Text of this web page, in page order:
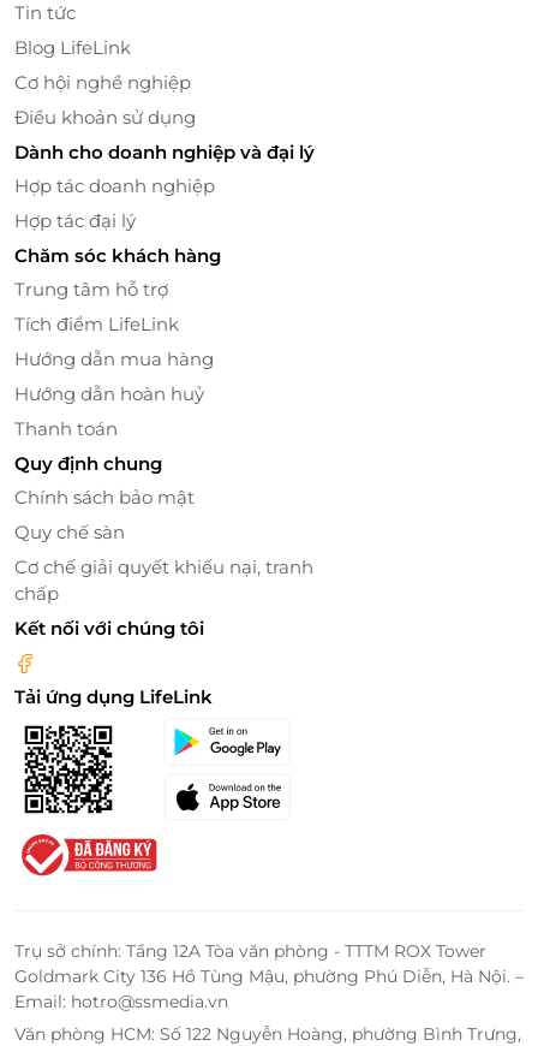
định hướng concept trang phục để khách hàng
thoải mái thể hiện thần thái mà không cần quá am
hiểu về nhiếp ảnh chuyên nghiệp.
Chi tiết gói dịch vụ chụp ảnh Tết
Miễn phí make up
Miễn phí làm tóc
Chụp 1 trang phục của khách hàng
nghiệp
Nhận toàn bộ file gốc sau khi chụp
Chỉnh sửa 10 ảnh chuyên nghiệp
Phụ kiện đi kèm như nón, quạt, hoa cầm tay, ô
phí vé vào cổng
Tin tức
Blog LifeLink
Cơ hội nghề nghiệp
Điều khoản sử dụng
Dành cho doanh nghiệp và đại lý
Hợp tác doanh nghiệp
Hợp tác đại lý
Chăm sóc khách hàng
Trung tâm hỗ trợ
Tích điểm LifeLink
Hướng dẫn mua hàng
Hướng dẫn hoàn huỷ
Thanh toán
Quy định chung
Chính sách bảo mật
Quy chế sàn
Cơ chế giải quyết khiếu nại, tranh
chấp
Kết nối với chúng tôi
Tải ứng dụng LifeLink
Trụ sở chính: Tầng 12A Tòa văn phòng - TTTM ROX Tower
Goldmark City 136 Hồ Tùng Mậu, phường Phú Diễn, Hà Nội. –
Email: hotro@ssmedia.vn
Văn phòng HCM: Số 122 Nguyễn Hoàng, phường Bình Trưng,